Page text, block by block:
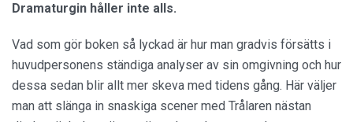
Dramaturgin håller inte alls.
Vad som gör boken så lyckad är hur man gradvis försätts i
huvudpersonens ständiga analyser av sin omgivning och hur
dessa sedan blir allt mer skeva med tidens gång. Här väljer
man att slänga in snaskiga scener med Trålaren nästan